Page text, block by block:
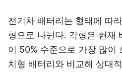
전기차 배터리는 형태에 따
형으로 나뉜다. 각형은 현재
이 50% 수준으로 가장 많이
치형 배터리와 비교해 상대